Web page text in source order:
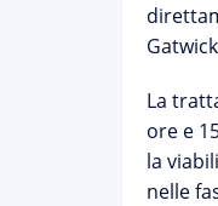
La
ore e
la
nelle